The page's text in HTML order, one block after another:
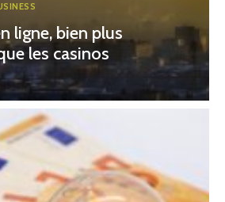
ligne, bien plus
les casinos